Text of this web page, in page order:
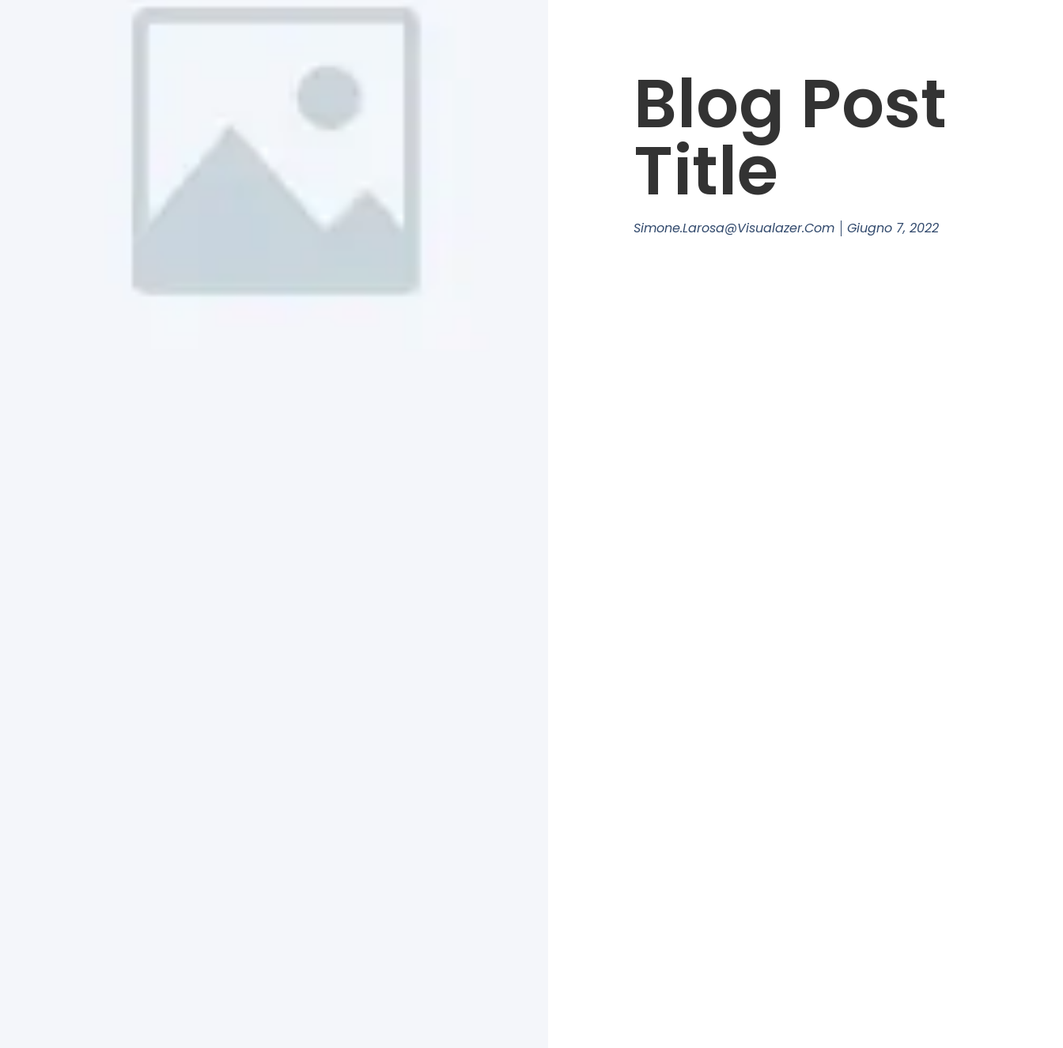
Blog Post
Title
Simone.larosa@visualazer.com Giugno 7, 2022